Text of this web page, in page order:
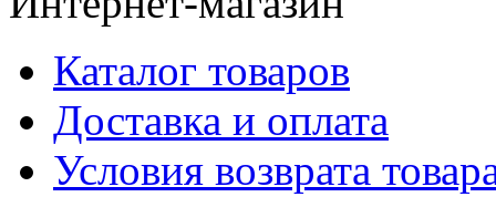
Каталог товаров
Доставка и оплата
Условия возврата